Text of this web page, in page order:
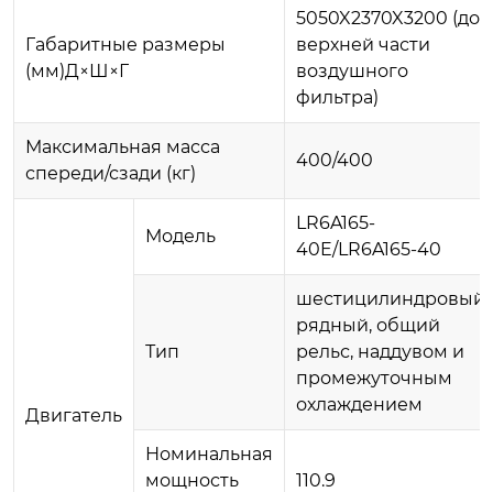
Габаритные размеры
(мм)Д×Ш×Г
5050X2370X3200 (до
верхней части
воздушного
фильтра)
Максимальная масса
спереди/сзади (кг)
400/400
Двигатель
Модель
LR6A165-
40E/LR6A165-40
Тип
шестицилиндровый,
рядный, общий
рельс, наддувом и
промежуточным
охлаждением
Номинальная
мощность
110.9